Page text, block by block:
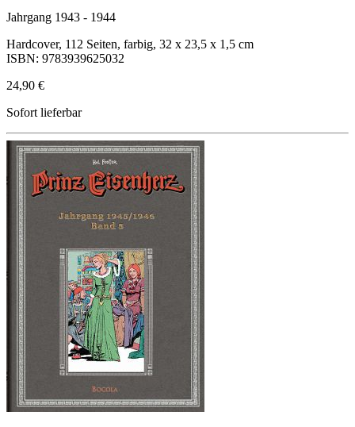
Jahrgang 1943 - 1944
Hardcover, 112 Seiten, farbig, 32 x 23,5 x 1,5 cm
ISBN: 9783939625032
24,90 €
Sofort lieferbar